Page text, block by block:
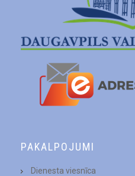
PAKALPOJUMI
Dienesta viesnīca